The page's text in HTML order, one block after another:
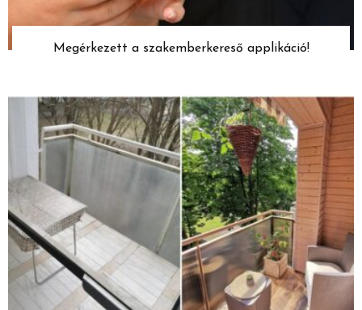
Megérkezett a szakemberkereső applikáció!